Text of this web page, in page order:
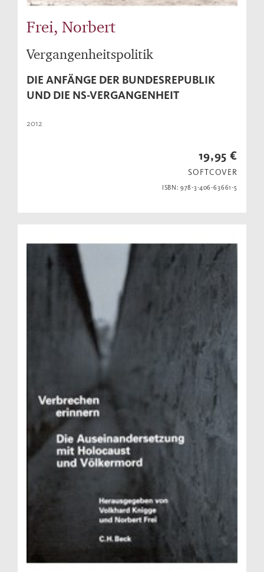
Frei, Norbert
Vergangenheitspolitik
DIE ANFÄNGE DER BUNDESREPUBLIK
UND DIE NS-VERGANGENHEIT
2012
19,95 €
SOFTCOVER
ISBN: 978-3-406-63661-5